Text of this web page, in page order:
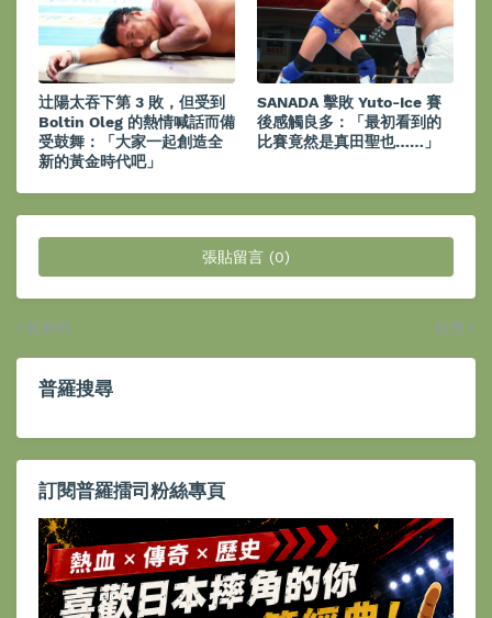
辻陽太吞下第 3 敗，但受到
Boltin Oleg 的熱情喊話而備
受鼓舞：「大家一起創造全
新的黃金時代吧」
SANADA 擊敗 Yuto-Ice 賽
後感觸良多：「最初看到的
比賽竟然是真田聖也……」
張貼留言 (0)
較新的 較舊
普羅搜尋
訂閱普羅擂司粉絲專頁